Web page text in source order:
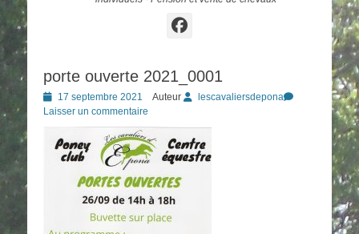
Facebook
porte ouverte 2021_0001
Posted
on
17 septembre 2021 Auteur
lescavaliersdepona
Laisser un commentaire